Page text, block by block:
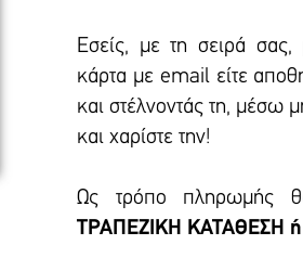
Εσείς, με τη σειρά σας,
κάρτα με email είτε
και στέλνοντάς τη, μέσω
και χαρίστε την!
Ως τρόπο πληρωμής
ΤΡΑΠΕΖΙΚΗ ΚΑΤΑΘΕΣΗ